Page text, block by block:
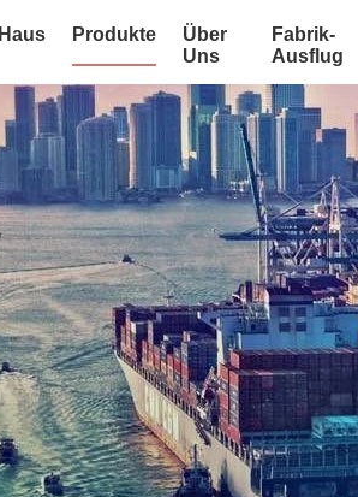
Haus Produkte
Über
Uns
Fabrik-
Ausflug